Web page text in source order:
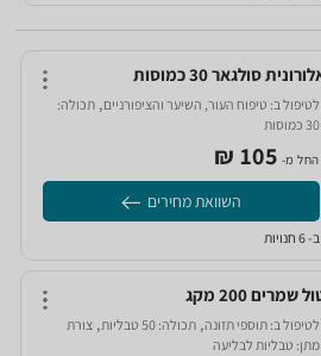
לטיפול ב: טיפוח העור, השיער והציפורניים‏,תכולה:
30 כמוסות‏
החל מ- 105‏ ₪
השוואת מחירים
ב- 6 חנויות
לטיפול ב:תוספי תזונה‏,תכולה:50 טבליות‏ ,צורת
מתן: טבליות לבליעה‏